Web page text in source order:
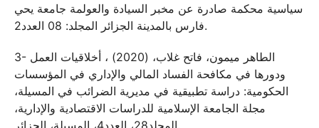
سياسية محكمة صادرة عن مخبر السيادة والعولمة جامعة يحي
فارس بالمدينة الجزائر المجلد: 08 العدد2.
3- الطاهر ميمون، فاتح غلاب، (2020) ، أخلاقيات العمل
ودورها في مكافحة الفساد المالي والإداري في المؤسسات
الحكومية: دراسة تطبيقية في مديرية الضرائب في المسيلة،
مجلة الجامعة الإسلامية للدراسات الاقتصادية والإدارية،
المجلد28، العدد4، المسيلة، الجزائر.